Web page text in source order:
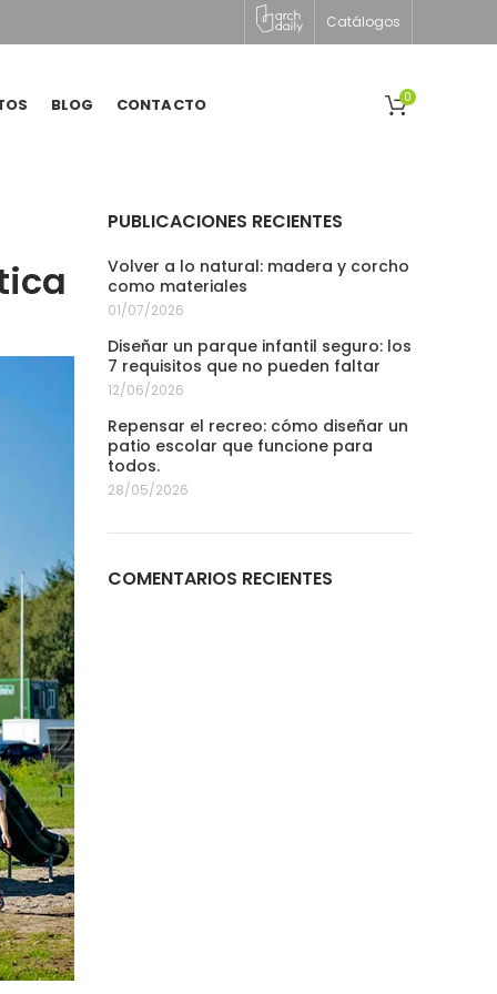
Catálogos
BLOG CONTACTO 0
PUBLICACIONES RECIENTES
Volver a lo natural: madera y corcho
como materiales
01/07/2026
Diseñar un parque infantil seguro: los
7 requisitos que no pueden faltar
12/06/2026
Repensar el recreo: cómo diseñar un
patio escolar que funcione para
todos.
28/05/2026
COMENTARIOS RECIENTES